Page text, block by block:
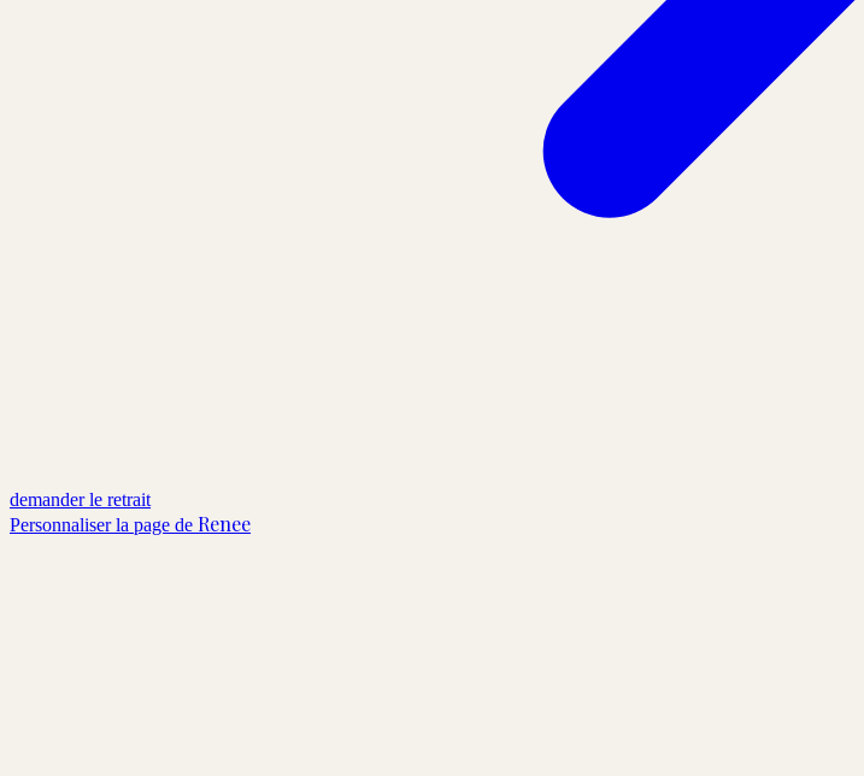
demander le retrait
Personnaliser la page de Renee